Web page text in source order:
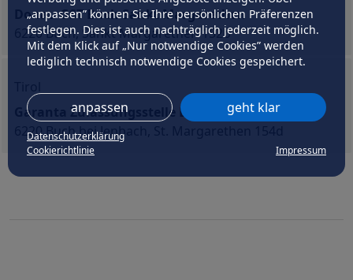
„anpassen” können Sie Ihre persönlichen Präferenzen
festlegen. Dies ist auch nachträglich jederzeit möglich.
Mit dem Klick auf „Nur notwendige Cookies” werden
lediglich technisch notwendige Cookies gespeichert.
anpassen geht klar
Datenschutzerklärung
Cookierichtlinie
Impressum
Donau GST Buch Sankt Margarethen
6220 Buch, Sankt Margarethen 152b
Garanta Zulassungsstelle Buch bei Jenbach
6220 Buch bei Jenbach, St. Margarethen 154d